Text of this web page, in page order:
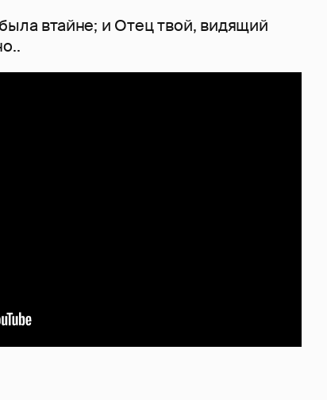
втайне; и Отец твой, видящий